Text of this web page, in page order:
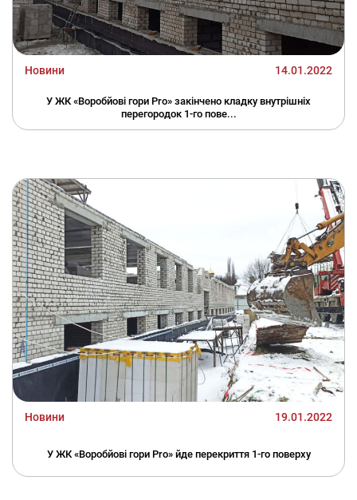
Новини 14.01.2022
У ЖК «Воробйові гори Pro» закінчено кладку внутрішніх
перегородок 1-го пове...
Новини 19.01.2022
У ЖК «Воробйові гори Pro» йде перекриття 1-го поверху